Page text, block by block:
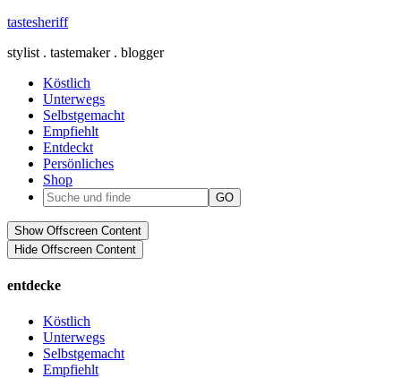
tastesheriff
stylist . tastemaker . blogger
Köstlich
Unterwegs
Selbstgemacht
Empfiehlt
Entdeckt
Persönliches
Shop
Show Offscreen Content
Hide Offscreen Content
entdecke
Köstlich
Unterwegs
Selbstgemacht
Empfiehlt